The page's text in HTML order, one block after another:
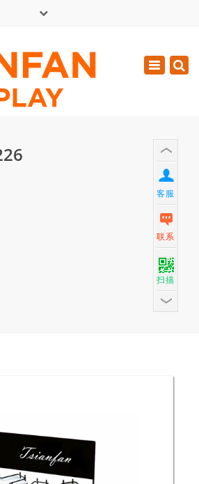
周一 - 周六: 7:00 - 17:00
0086-13365904989
Toggle
客服
联系
扫描